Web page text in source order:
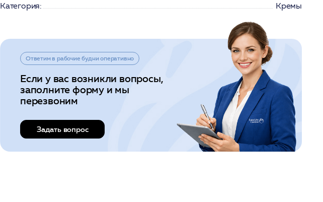
Категория:
Кремы
Ответим в рабочие будни оперативно
Если у вас возникли вопросы,
заполните форму и мы
перезвоним
Задать вопрос